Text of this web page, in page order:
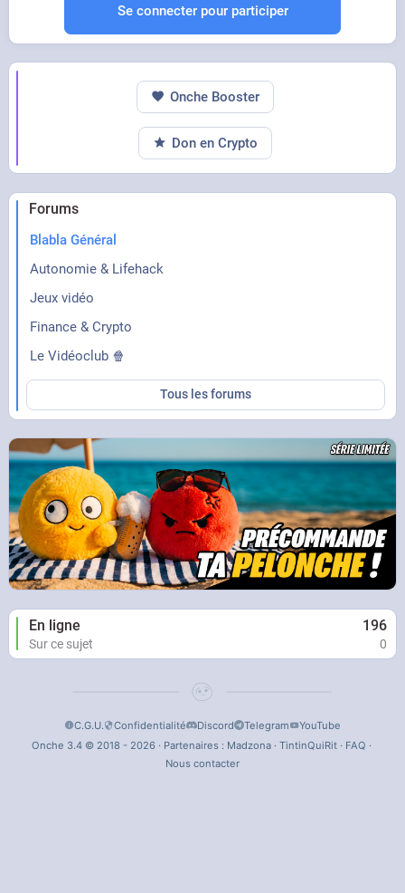
Se connecter pour participer
Forums
Blabla Général
Autonomie & Lifehack
Jeux vidéo
Finance & Crypto
Le Vidéoclub 🍿
Tous les forums
En ligne 196
Sur ce sujet 0
Onche Booster
Don en Crypto
C.G.U. Confidentialité Discord Telegram
YouTube
Onche 3.4 © 2018 - 2026 · Partenaires : Madzona· TintinQuiRit· FAQ ·
Nous contacter